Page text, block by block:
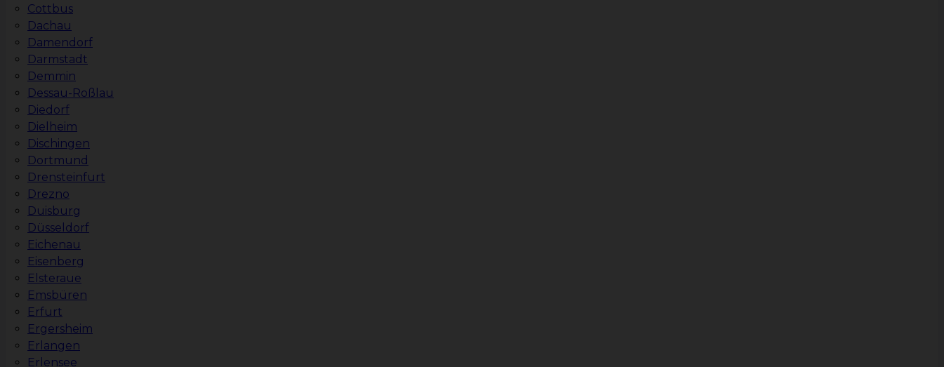
Cottbus
Dachau
Damendorf
Darmstadt
Demmin
Dessau-Roßlau
Diedorf
Dielheim
Dischingen
Dortmund
Drensteinfurt
Drezno
Duisburg
Düsseldorf
Eichenau
Eisenberg
Elsteraue
Emsbüren
Erfurt
Ergersheim
Erlangen
Erlensee